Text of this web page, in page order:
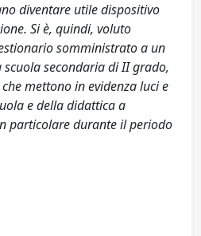
diventare utile dispositivo
Si è, quindi, voluto
somministrato a un
secondaria di II grado,
mettono in evidenza luci e
e della didattica a
particolare durante il periodo